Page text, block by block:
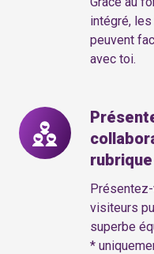
intégré,
peuvent
avec toi.
visiteurs
superbe
*
Présentez-
vous,
toi
collaborateurs,